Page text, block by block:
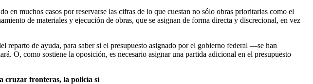
en muchos casos por reservarse las cifras de lo que cuestan no sólo obras prioritarias como el
de materiales y ejecución de obras, que se asignan de forma directa y discrecional, en vez
reparto de ayuda, para saber si el presupuesto asignado por el gobierno federal —se han
O, como sostiene la oposición, es necesario asignar una partida adicional en el presupuesto
cruzar fronteras, la policía sí